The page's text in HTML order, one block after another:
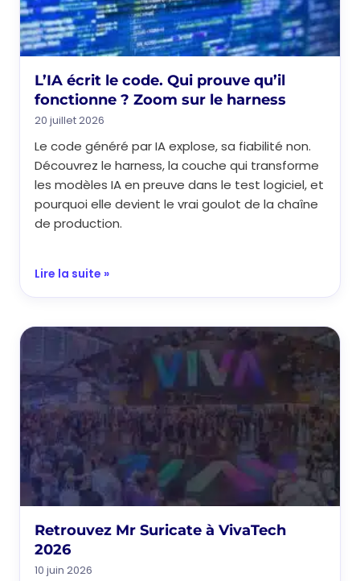
L’IA écrit le code. Qui prouve qu’il
fonctionne ? Zoom sur le harness
20 juillet 2026
Le code généré par IA explose, sa fiabilité non.
Découvrez le harness, la couche qui transforme
les modèles IA en preuve dans le test logiciel, et
pourquoi elle devient le vrai goulot de la chaîne
de production.
Lire la suite »
Retrouvez Mr Suricate à VivaTech
2026
10 juin 2026